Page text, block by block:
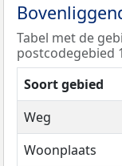
Tabel met de
postcodegebied
Soort gebied
Weg
Woonplaats